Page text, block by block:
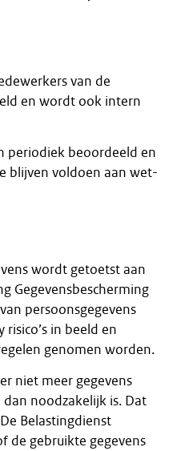
van de
en wordt ook intern
periodiek beoordeeld en
blijven voldoen aan wet-
wordt getoetst aan
Gegevensbescherming
persoonsgegevens
in beeld en
genomen worden.
niet meer gegevens
noodzakelijk is. Dat
Belastingdienst
de gebruikte gegevens